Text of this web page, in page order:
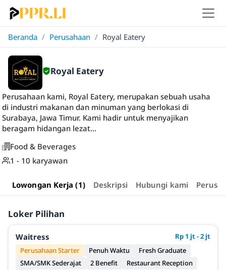
Beranda / Perusahaan / Royal Eatery
Royal Eatery
Perusahaan kami, Royal Eatery, merupakan sebuah usaha
di industri makanan dan minuman yang berlokasi di
Surabaya, Jawa Timur. Kami hadir untuk menyajikan
beragam hidangan lezat...
Food & Beverages
1 - 10 karyawan
Lowongan Kerja (1) Deskripsi Hubungi kami
Loker Pilihan
Waitress
Rp 1 jt - 2 jt
Perusahaan Starter
Penuh Waktu
Fresh Graduate
SMA/SMK Sederajat
2 Benefit
Restaurant Reception